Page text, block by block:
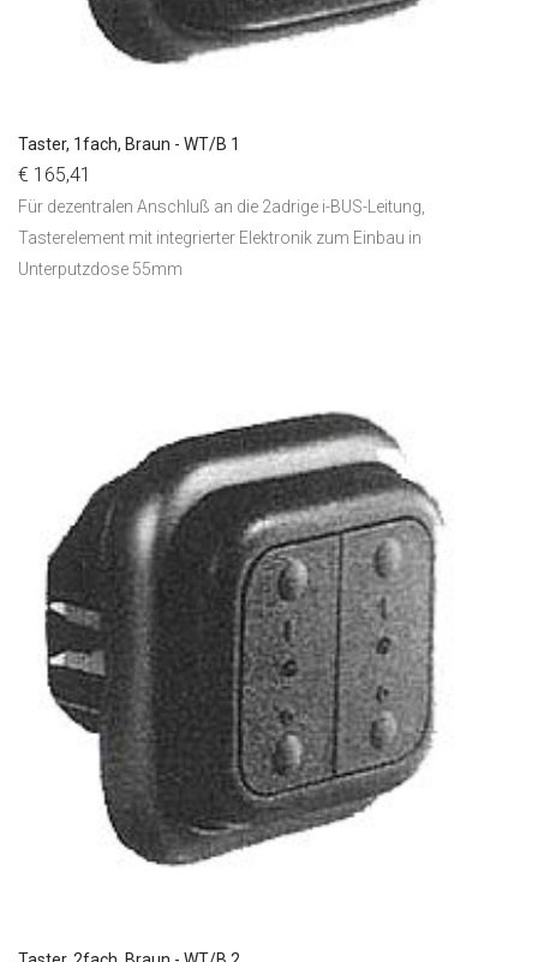
Taster, 1fach, Braun - WT/B 1
€ 165,41
Für dezentralen Anschluß an die 2adrige i-BUS-Leitung,
Tasterelement mit integrierter Elektronik zum Einbau in
Unterputzdose 55mm